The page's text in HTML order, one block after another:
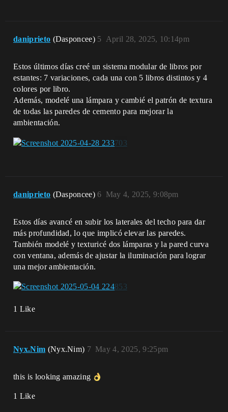
daniprieto (Dasponcee) April 28, 2025, 10:14pm
5
Estos últimos días creé un sistema modular de libros por
estantes: 7 variaciones, cada una con 5 libros distintos y 4
colores por libro.
Además, modelé una lámpara y cambié el patrón de textura
de todas las paredes de cemento para mejorar la
ambientación.
daniprieto (Dasponcee) May 4, 2025, 9:08pm
6
Estos días avancé en subir los laterales del techo para dar
más profundidad, lo que implicó elevar las paredes.
También modelé y texturicé dos lámparas y la pared curva
con ventana, además de ajustar la iluminación para lograr
una mejor ambientación.
1 Like
Nyx.Nim (Nyx.Nim) May 4, 2025, 9:25pm
7
this is looking amazing
1 Like